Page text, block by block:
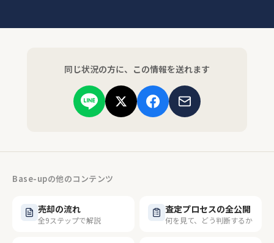
同じ状況の方に、この情報を送れます
Base-upの他のコンテンツ
売却の流れ
全9ステップで解説
査定プロセスの全公開
何を見て、どう判断するか